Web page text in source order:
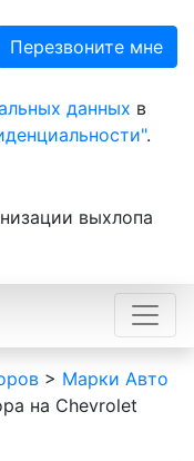
данных в
.
выхлопа
> Марки Авто
на Сhevrolet